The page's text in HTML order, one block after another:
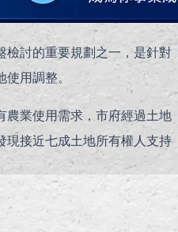
檢討的重要規劃之一，是針對
用調整。
農業使用需求，市府經過土地
現接近七成土地所有權人支持